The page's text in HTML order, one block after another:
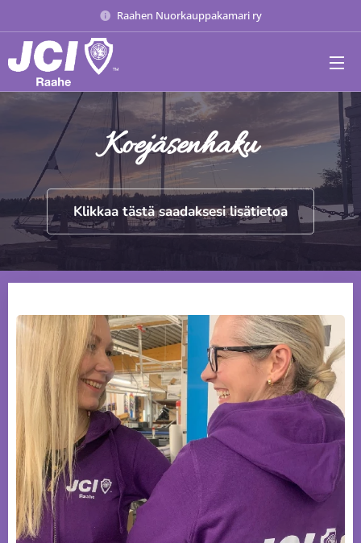
Raahen Nuorkauppakamari ry
Koejäsenhaku
Klikkaa tästä saadaksesi lisätietoa